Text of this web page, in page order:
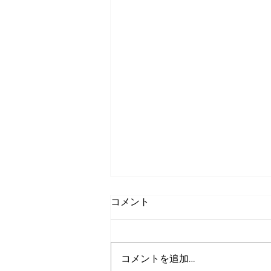
コメント
コメントを追加…